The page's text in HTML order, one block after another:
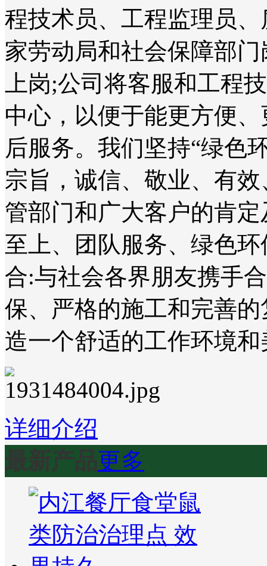
程技术员、工程监理员
家劳动局和社会保障部
上岗;公司将客服和工程
中心，以便于能更方便
后服务。我们坚持“绿色
宗旨，诚信、敬业、有
管部门和广大客户的肯
至上、团队服务、绿色
合:与社会各界朋友携手
保、严格的施工和完善
造一个舒适的工作环境
详细介绍
最新产品更多